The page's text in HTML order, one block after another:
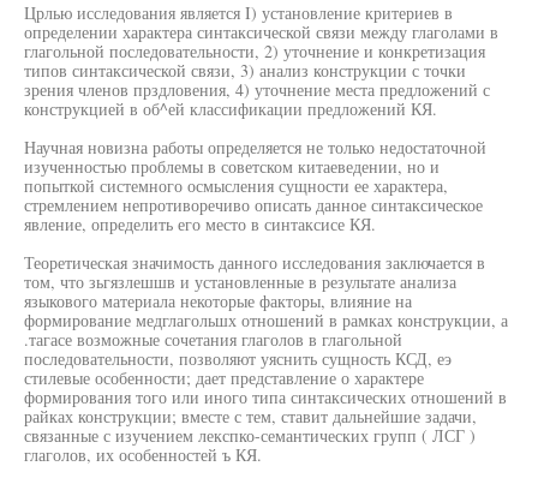
Црлью исследования является I) установление критериев в
определении характера синтаксической связи между глаголами в
глагольной последовательности, 2) уточнение и конкретизация
типов синтаксической связи, 3) анализ конструкции с точки
зрения членов прздловения, 4) уточнение места предложений с
конструкцией в об^ей классификации предложений КЯ.
Научная новизна работы определяется не только недостаточной
изученностью проблемы в советском китаеведении, но и
попыткой системного осмысления сущности ее характера,
стремлением непротиворечиво описать данное синтаксическое
явление, определить его место в синтаксисе КЯ.
Теоретическая значимость данного исследования заключается в
том, что зьгязлешшв и установленные в результате анализа
языкового материала некоторые факторы, влияние на
формирование медглагольшх отношений в рамках конструкции, а
.тагасе возможные сочетания глаголов в глагольной
последовательности, позволяют уяснить сущность КСД, еэ
стилевые особенности; дает представление о характере
формирования того или иного типа синтаксических отношений в
райках конструкции; вместе с тем, ставит дальнейшие задачи,
связанные с изучением лекспко-семантических групп ( ЛСГ )
глаголов, их особенностей ъ КЯ.